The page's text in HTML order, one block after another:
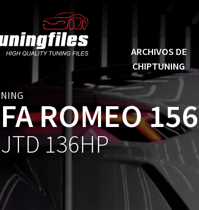
ARCHIVOS DE
CHIPTUNING
ROMEO 156
136HP